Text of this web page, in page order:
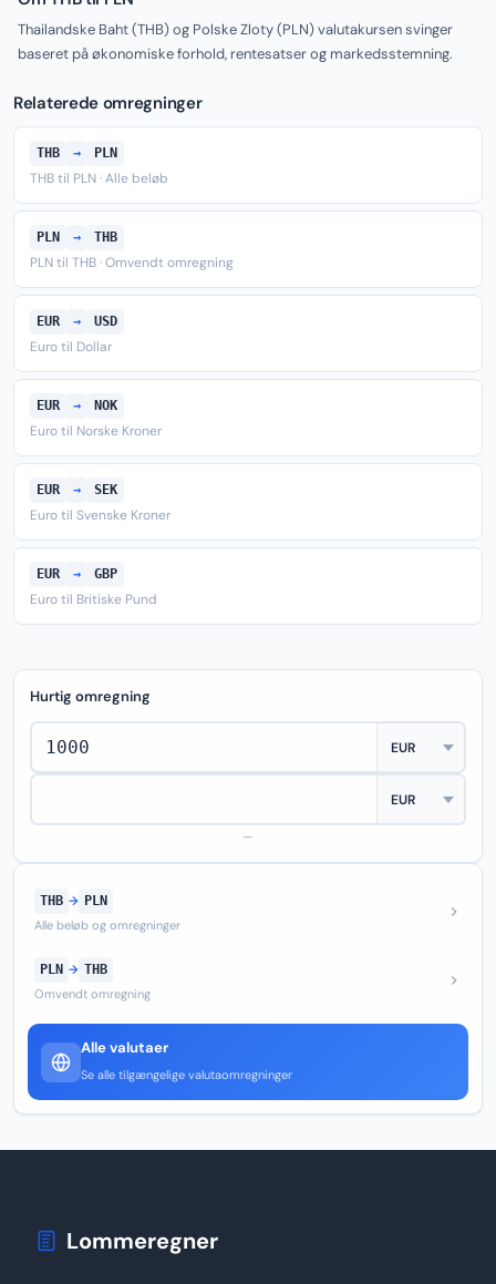
Thailandske Baht (THB) og Polske Zloty (PLN) valutakursen svinger
baseret på økonomiske forhold, rentesatser og markedsstemning.
Relaterede omregninger
THB → PLN
THB til PLN · Alle beløb
PLN → THB
PLN til THB · Omvendt omregning
EUR → USD
Euro til Dollar
EUR → NOK
Euro til Norske Kroner
EUR → SEK
Euro til Svenske Kroner
EUR → GBP
Euro til Britiske Pund
Hurtig omregning
—
THB → PLN
Alle beløb og omregninger
PLN → THB
Omvendt omregning
Alle valutaer
Se alle tilgængelige valutaomregninger
Lommeregner